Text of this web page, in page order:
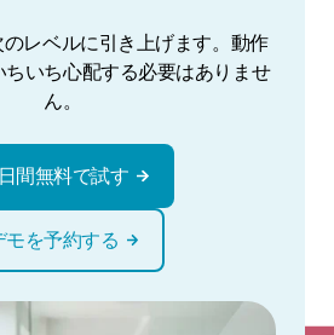
レベルに引き上げます。動作
いち心配する必要はありませ
ん。
間無料で試す
モを予約する